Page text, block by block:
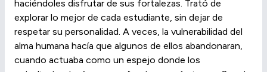
haciéndoles disfrutar de sus fortalezas. Trató de
explorar lo mejor de cada estudiante, sin dejar de
respetar su personalidad. A veces, la vulnerabilidad del
alma humana hacía que algunos de ellos abandonaran,
cuando actuaba como un espejo donde los